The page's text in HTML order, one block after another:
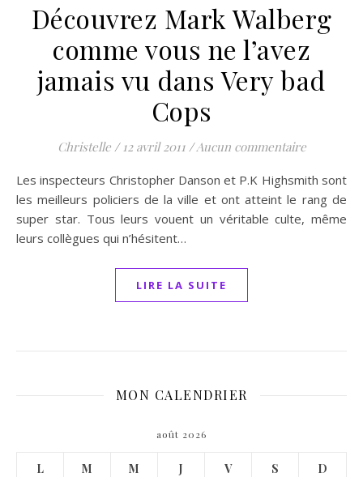
Découvrez Mark Walberg
comme vous ne l’avez
jamais vu dans Very bad
Cops
Christelle / 12 avril 2011 /Aucun commentaire
Les inspecteurs Christopher Danson et P.K Highsmith sont
les meilleurs policiers de la ville et ont atteint le rang de
super star. Tous leurs vouent un véritable culte, même
leurs collègues qui n’hésitent…
LIRE LA SUITE
MON CALENDRIER
août 2026
L M M J V S D